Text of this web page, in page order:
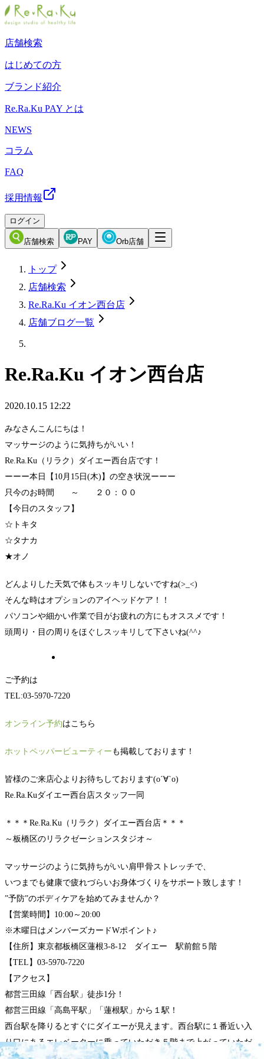
店舗検索
はじめての方
ブランド紹介
Re.Ra.Ku PAY とは
NEWS
コラム
FAQ
採用情報
ログイン
店舗検索 PAY Orb店舗
トップ
店舗検索
Re.Ra.Ku イオン西台店
店舗ブログ一覧
Re.Ra.Ku イオン西台店
2020.10.15 12:22
みなさんこんにちは！
マッサージのように気持ちがいい！
Re.Ra.Ku（リラク）ダイエー西台店です！
ーーー本日【10月15日(木)】の空き状況ーーー
只今のお時間 ～ ２０：００
【今日のスタッフ】
☆トキタ
☆タナカ
★オノ
どんよりした天気で体もスッキリしないですね(>_<)
そんな時はオプションのアイヘッドケア！！
パソコンや細かい作業で目がお疲れの方にもオススメです！
頭周り・目の周りをほぐしスッキリして下さいね(^^♪
ご予約は
TEL:03-5970-7220
オンライン予約はこちら
ホットペッパービューティー も掲載しております！
皆様のご来店心よりお待ちしております(о´∀`о)
Re.Ra.Kuダイエー西台店スタッフ一同
＊＊＊Re.Ra.Ku（リラク）ダイエー西台店＊＊＊
～板橋区のリラクゼーションスタジオ～
マッサージのように気持ちがいい肩甲骨ストレッチで、
いつまでも健康で疲れづらいお身体づくりをサポート致します！
”予防”のボディケアを始めてみませんか？
【営業時間】10:00～20:00
※木曜日はメンバーズカードWポイント♪
【住所】東京都板橋区蓮根3-8-12 ダイエー 駅前館５階
【TEL】03-5970-7220
【アクセス】
都営三田線「西台駅」徒歩1分！
都営三田線「高島平駅」「蓮根駅」から１駅！
西台駅を降りるとすぐにダイエーが見えます。西台駅に１番近い入
り口にあるエレベーターに乗っていただき５階まで上がっていただ